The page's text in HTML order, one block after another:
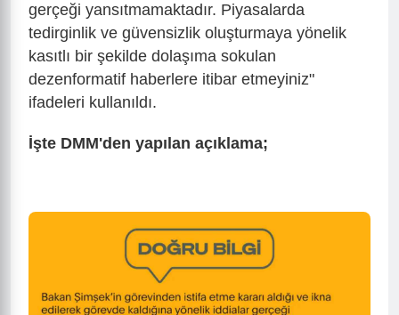
gerçeği yansıtmamaktadır. Piyasalarda
tedirginlik ve güvensizlik oluşturmaya yönelik
kasıtlı bir şekilde dolaşıma sokulan
dezenformatif haberlere itibar etmeyiniz"
ifadeleri kullanıldı.
İşte DMM'den yapılan açıklama;